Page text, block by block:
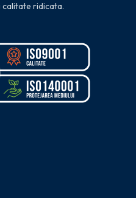
calitate ridicata.